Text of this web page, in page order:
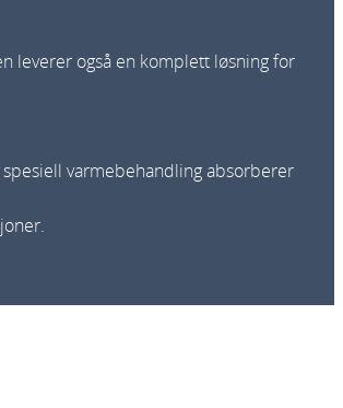
leverer også en komplett løsning for
varmebehandling absorberer